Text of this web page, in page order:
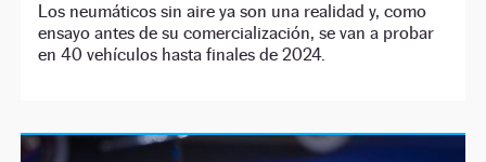
Los neumáticos sin aire ya son una realidad y, como
ensayo antes de su comercialización, se van a probar
en 40 vehículos hasta finales de 2024.